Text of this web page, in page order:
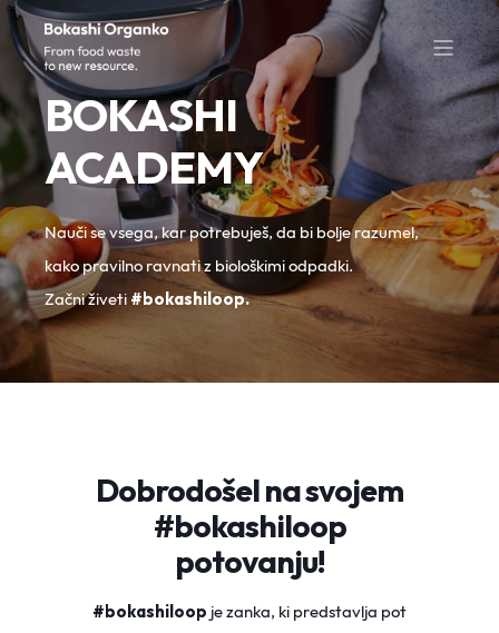
BOKASHI
ACADEMY
Nauči se vsega, kar potrebuješ, da bi bolje razumel,
kako pravilno ravnati z biološkimi odpadki.
Začni živeti #bokashiloop.
Dobrodošel na svojem
#bokashiloop
potovanju!
#bokashiloop je zanka, ki predstavlja pot